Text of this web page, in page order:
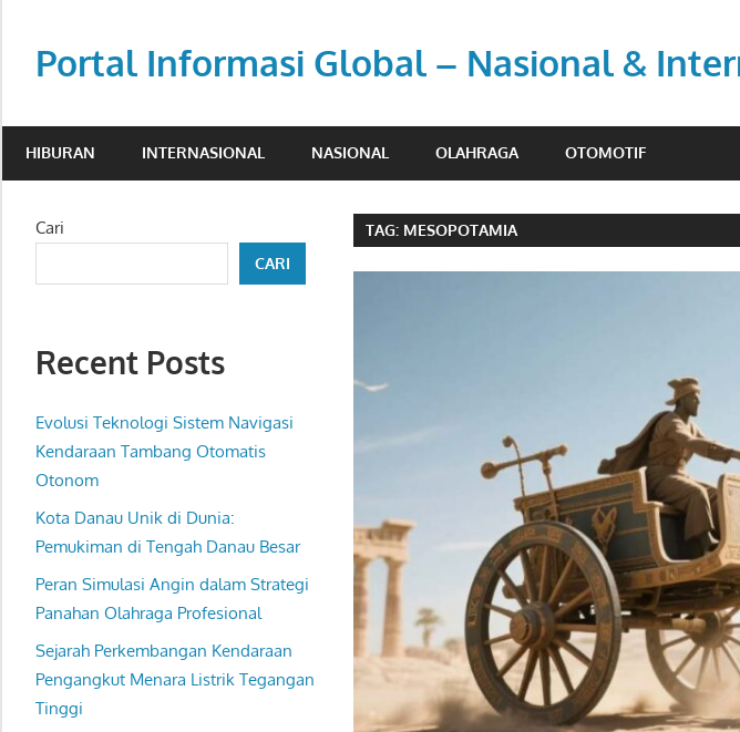
contentPortal Informasi Global – Nasional &
kredibel
pembaca
aktif.
HIBURAN INTERNASIONAL NASIONAL OLAHRAGA OTOMOTIF
TAG: MESOPOTAMIA
Cari
CARI
Recent Posts
Evolusi Teknologi Sistem Navigasi
Kendaraan Tambang Otomatis
Otonom
Kota Danau Unik di Dunia:
Pemukiman di Tengah Danau Besar
Peran Simulasi Angin dalam Strategi
Panahan Olahraga Profesional
Sejarah Perkembangan Kendaraan
Pengangkut Menara Listrik Tegangan
Tinggi